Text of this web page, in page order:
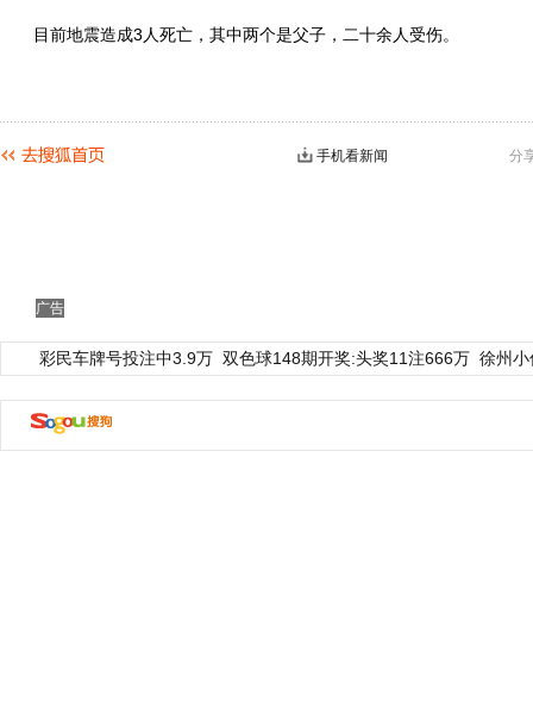
目前地震造成3人死亡，其中两个是父子，二十余人受伤。
分
手机看新闻
广告
彩民车牌号投注中3.9万 双色球148期开奖:头奖11注666万 徐州